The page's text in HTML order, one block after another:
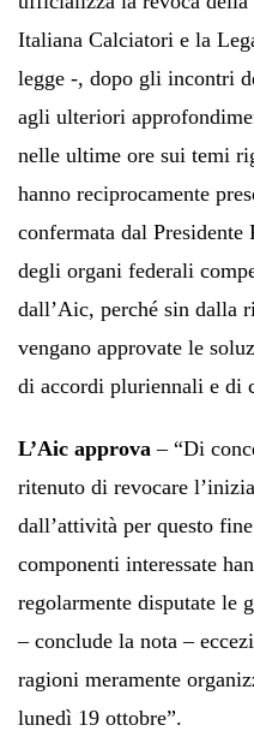
Italiana Calciatori e la
legge -, dopo gli incontri
agli ulteriori
nelle ultime ore sui temi
hanno reciprocamente
confermata dal
degli organi federali
dall’Aic, perché sin dalla
vengano approvate le
di accordi pluriennali e di
L’Aic approva – “Di
ritenuto di revocare
dall’attività per questo
componenti interessate
regolarmente disputate le
– conclude la nota –
ragioni meramente
lunedì 19 ottobre”.